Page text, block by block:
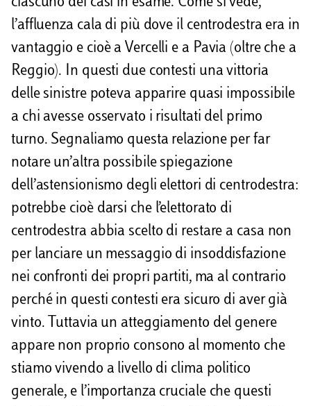
l’affluenza cala di più dove il centrodestra era in
vantaggio e cioè a Vercelli e a Pavia (oltre che a
Reggio). In questi due contesti una vittoria
delle sinistre poteva apparire quasi impossibile
a chi avesse osservato i risultati del primo
turno. Segnaliamo questa relazione per far
notare un’altra possibile spiegazione
dell’astensionismo degli elettori di centrodestra:
potrebbe cioè darsi che l’elettorato di
centrodestra abbia scelto di restare a casa non
per lanciare un messaggio di insoddisfazione
nei confronti dei propri partiti, ma al contrario
perché in questi contesti era sicuro di aver già
vinto. Tuttavia un atteggiamento del genere
appare non proprio consono al momento che
stiamo vivendo a livello di clima politico
generale, e l’importanza cruciale che questi